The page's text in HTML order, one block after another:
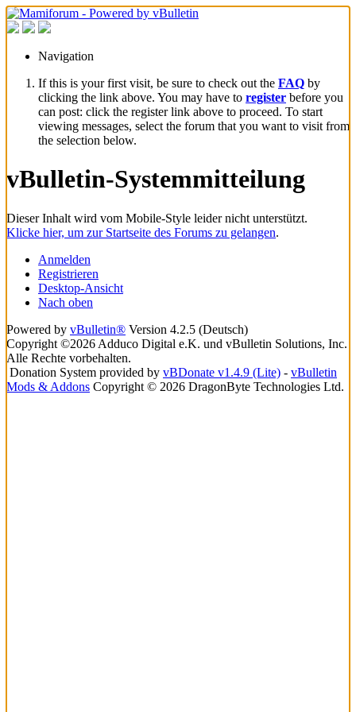
Navigation
If this is your first visit, be sure to check out the FAQ by
clicking the link above. You may have to register before you
can post: click the register link above to proceed. To start
viewing messages, select the forum that you want to visit from
the selection below.
vBulletin-Systemmitteilung
Dieser Inhalt wird vom Mobile-Style leider nicht unterstützt.
Klicke hier, um zur Startseite des Forums zu gelangen.
Anmelden
Registrieren
Desktop-Ansicht
Nach oben
Powered by vBulletin® Version 4.2.5 (Deutsch)
Copyright ©2026 Adduco Digital e.K. und vBulletin Solutions, Inc.
Alle Rechte vorbehalten.
Donation System provided by vBDonate v1.4.9 (Lite) - vBulletin
Mods & Addons Copyright © 2026 DragonByte Technologies Ltd.